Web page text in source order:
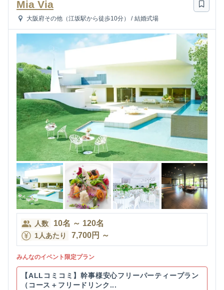
Mia Via
大阪府その他（江坂駅から徒歩10分） / 結婚式場
人数 10名 ～ 120名
1人あたり 7,700円 ～
みんなのイベント限定プラン
【ALLコミコミ】幹事様安心フリーパーティープラン
（コース＋フリードリンク...